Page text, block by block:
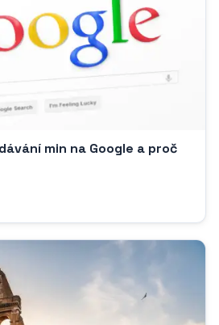
min na Google a proč